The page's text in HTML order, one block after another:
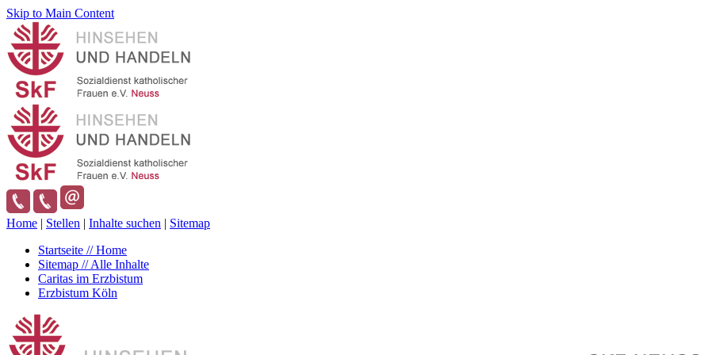
Skip to Main Content
Home | Stellen | Inhalte suchen | Sitemap
Startseite // Home
Sitemap // Alle Inhalte
Caritas im Erzbistum
Erzbistum Köln